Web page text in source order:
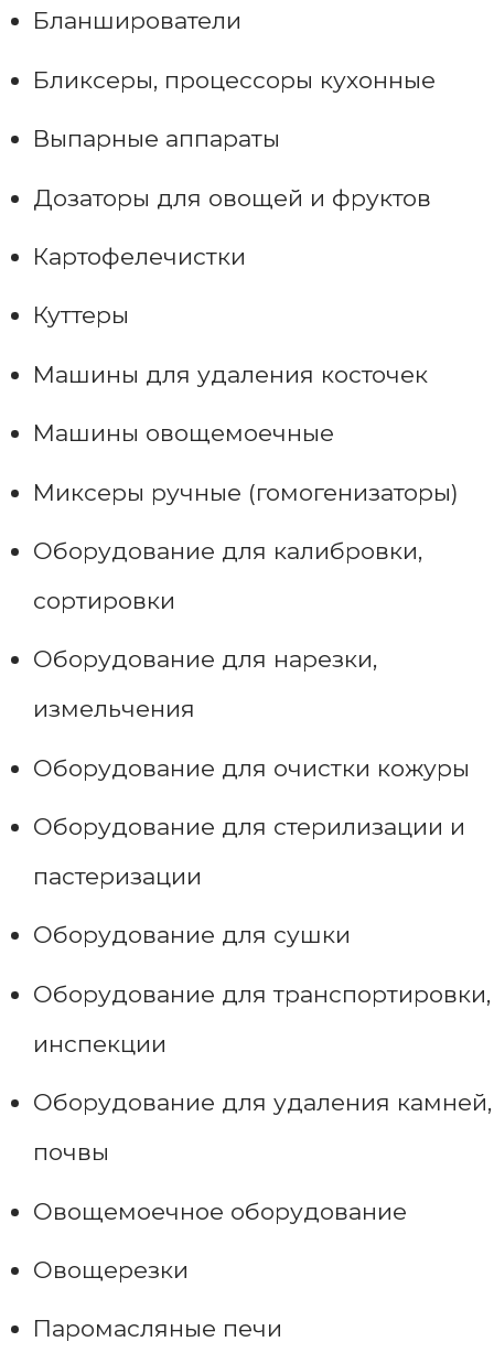
Бланширователи
Бликсеры, процессоры кухонные
Выпарные аппараты
Дозаторы для овощей и фруктов
Картофелечистки
Куттеры
Машины для удаления косточек
Машины овощемоечные
Миксеры ручные (гомогенизаторы)
Оборудование для калибровки,
сортировки
Оборудование для нарезки,
измельчения
Оборудование для очистки кожуры
Оборудование для стерилизации и
пастеризации
Оборудование для сушки
Оборудование для транспортировки,
инспекции
Оборудование для удаления камней,
почвы
Овощемоечное оборудование
Овощерезки
Паромасляные печи